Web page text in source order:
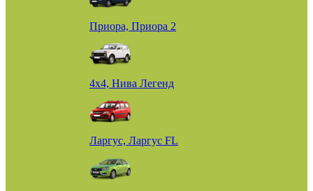
Приора, Приора 2
4х4, Нива Легенд
Ларгус, Ларгус FL